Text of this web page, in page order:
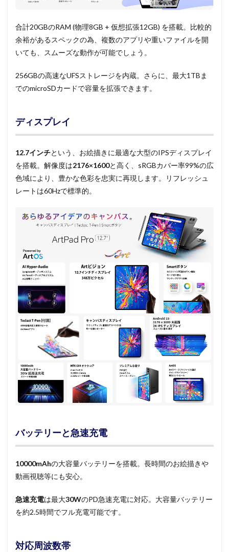
合計20GBのRAM (物理8GB + 仮想拡張12GB) を搭載。比較的
余裕があるスペックの為、複数のアプリや重いファイルを開
いても、スムーズな動作が可能でしょう。
256GBの高速なUFSストレージを内蔵。さらに、最大1TBま
でのmicroSDカードで容量を拡張できます。
ディスプレイ
12.7インチという、お絵描きに最適な大型のIPSディスプレイ
を搭載。解像度は2176×1600と高く、sRGBカバー率99%の広
色域により、豊かな色彩を忠実に再現します。リフレッシュ
レートは60Hzで標準的。
バッテリーと急速充電
10000mAhの大容量バッテリーを搭載。長時間のお絵描きや
動画視聴等にも安心。
急速充電は最大30WのPD急速充電に対応。大容量バッテリー
を約2.5時間でフル充電可能です。
対応周波数帯